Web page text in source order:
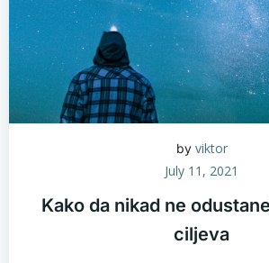
by viktor
July 11, 2021
Kako da nikad ne
ciljeva